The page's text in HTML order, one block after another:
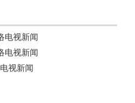
电视新闻
电视新闻
视新闻